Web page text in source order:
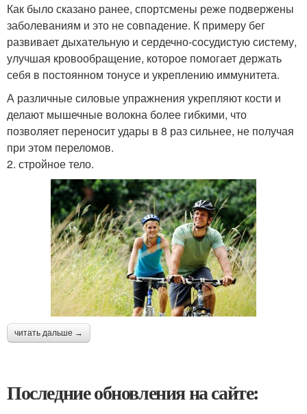
Как было сказано ранее, спортсмены реже подвержены
заболеваниям и это не совпадение. К примеру бег
развивает дыхательную и сердечно-сосудистую систему,
улучшая кровообращение, которое помогает держать
себя в постоянном тонусе и укреплению иммунитета.
А различные силовые упражнения укрепляют кости и
делают мышечные волокна более гибкими, что
позволяет переносит удары в 8 раз сильнее, не получая
при этом переломов.
2. стройное тело.
читать дальше →
Последние обновления на сайте: